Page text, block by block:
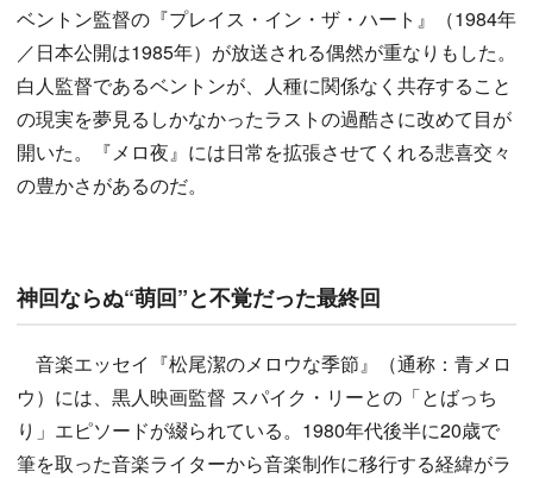
ベントン監督の『プレイス・イン・ザ・ハート』（1984年
／日本公開は1985年）が放送される偶然が重なりもした。
白人監督であるベントンが、人種に関係なく共存すること
の現実を夢見るしかなかったラストの過酷さに改めて目が
開いた。『メロ夜』には日常を拡張させてくれる悲喜交々
の豊かさがあるのだ。
神回ならぬ“萌回”と不覚だった最終回
音楽エッセイ『松尾潔のメロウな季節』（通称：青メロ
ウ）には、黒人映画監督 スパイク・リーとの「とばっち
り」エピソードが綴られている。1980年代後半に20歳で
筆を取った音楽ライターから音楽制作に移行する経緯がラ